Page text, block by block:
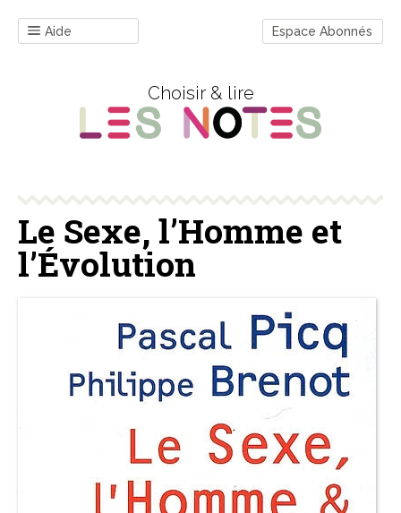
Aide Espace Abonnés
Choisir & lire
Le Sexe, l’Homme et
l’Évolution